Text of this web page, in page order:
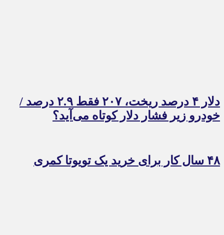
دلار ۴ درصد ریخت، ۲۰۷ فقط ۲.۹ درصد /
خودرو زیر فشار دلار کوتاه می‌آید؟
۴۸ سال کار برای خرید یک تویوتا کمری